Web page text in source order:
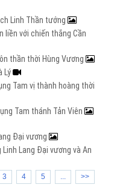
Linh Thần tướng
liền với chiến thắng Cần
thần thời Hùng Vương
Lý
Tam vị thành hoàng thời
Tam thánh Tản Viên
Đại vương
Lang Đại vương và An
3 4 5 ... >>